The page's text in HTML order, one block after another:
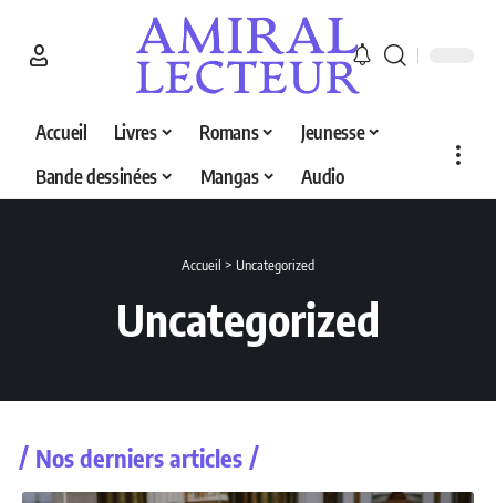
Accueil Livres Romans
Jeunesse
Bande dessinées
Mangas Audio
Accueil > Uncategorized
Uncategorized
Nos derniers articles